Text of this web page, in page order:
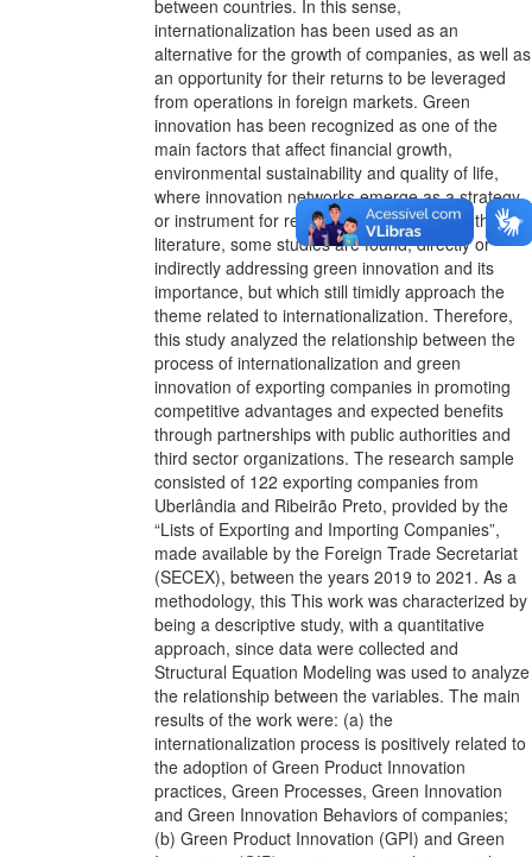
between countries. In this sense,
internationalization has been used as an
alternative for the growth of companies, as well as
an opportunity for their returns to be leveraged
from operations in foreign markets. Green
innovation has been recognized as one of the
main factors that affect financial growth,
environmental sustainability and quality of life,
where innovation networks emerge as a strategy
or instrument for regional development. In the
literature, some studies are found, directly or
indirectly addressing green innovation and its
importance, but which still timidly approach the
theme related to internationalization. Therefore,
this study analyzed the relationship between the
process of internationalization and green
innovation of exporting companies in promoting
competitive advantages and expected benefits
through partnerships with public authorities and
third sector organizations. The research sample
consisted of 122 exporting companies from
Uberlândia and Ribeirão Preto, provided by the
“Lists of Exporting and Importing Companies”,
made available by the Foreign Trade Secretariat
(SECEX), between the years 2019 to 2021. As a
methodology, this This work was characterized by
being a descriptive study, with a quantitative
approach, since data were collected and
Structural Equation Modeling was used to analyze
the relationship between the variables. The main
results of the work were: (a) the
internationalization process is positively related to
the adoption of Green Product Innovation
practices, Green Processes, Green Innovation
and Green Innovation Behaviors of companies;
(b) Green Product Innovation (GPI) and Green